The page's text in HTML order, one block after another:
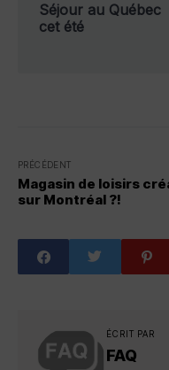
Séjour au Québec
cet été
PRÉCÉDENT
Magasin de loisirs
sur Montréal ?!
ÉCRIT PAR
FAQ